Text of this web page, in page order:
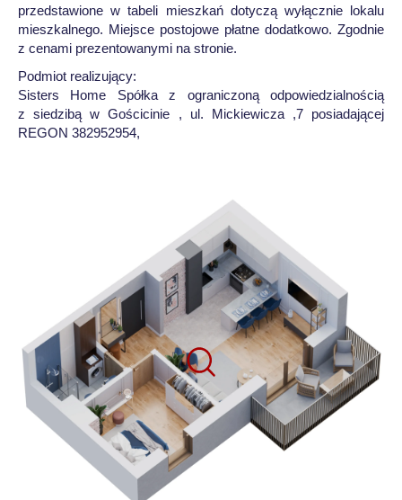
przedstawione w tabeli mieszkań dotyczą wyłącznie lokalu
mieszkalnego. Miejsce postojowe płatne dodatkowo. Zgodnie
z cenami prezentowanymi na stronie.
Podmiot realizujący:
Sisters Home Spółka z ograniczoną odpowiedzialnością
z siedzibą w Gościcinie , ul. Mickiewicza ,7 posiadającej
REGON 382952954,